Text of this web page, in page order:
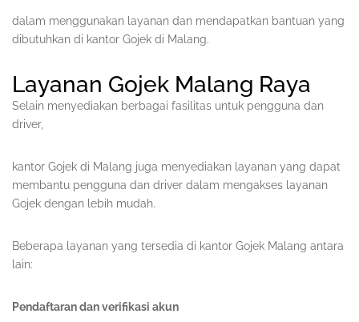
dalam menggunakan layanan dan mendapatkan bantuan yang
dibutuhkan di kantor Gojek di Malang.
Layanan Gojek Malang Raya
Selain menyediakan berbagai fasilitas untuk pengguna dan
driver,
kantor Gojek di Malang juga menyediakan layanan yang dapat
membantu pengguna dan driver dalam mengakses layanan
Gojek dengan lebih mudah.
Beberapa layanan yang tersedia di kantor Gojek Malang antara
lain:
Pendaftaran dan verifikasi akun